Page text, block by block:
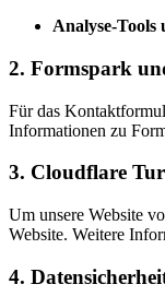
Analyse-Tools
2. Formspark
Für das
Informationen zu
3. Cloudflare
Um unsere Website
Website. Weitere
4.